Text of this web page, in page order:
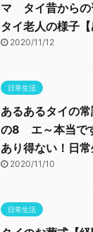
マ タイ昔から
タイ老人の様子【
2020/11/12
日常生活
あるあるタイの
の8 エ～本当で
あり得ない！日
2020/11/10
日常生活